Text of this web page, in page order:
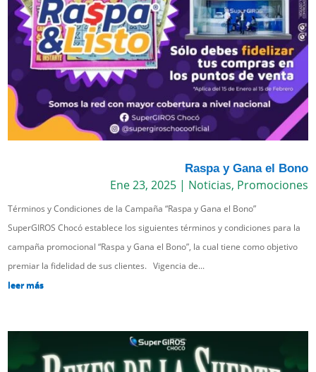
Raspa y Gana el Bono
Ene 23, 2025| Noticias, Promociones
Términos y Condiciones de la Campaña “Raspa y Gana el Bono”
SuperGIROS Chocó establece los siguientes términos y condiciones para la
campaña promocional “Raspa y Gana el Bono”, la cual tiene como objetivo
premiar la fidelidad de sus clientes. Vigencia de...
leer más